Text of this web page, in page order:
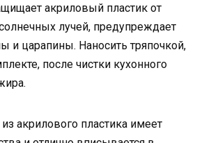
акриловый пластик от
лучей, предупреждает
и царапины. Наносить тряпочкой,
после чистки кухонного
из акрилового пластика имеет